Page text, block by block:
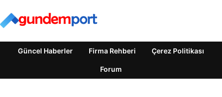
Güncel Haberler Firma Rehberi Çerez Politikası
Forum